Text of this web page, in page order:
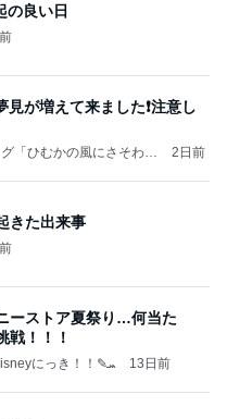
の良い日
が増えて来ました❗️注意し
「ひむかの風にさそわれ
2日前
きた出来事
ーストア夏祭り…何当た
戦！！！
高校生Dヲタ Ꭰ-ᎮꭵꭹꭴのDisneyにっき！！✎ܚ 13日前